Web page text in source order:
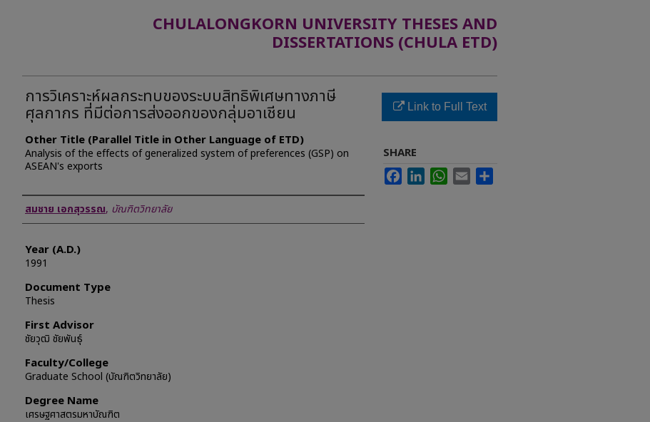
CHULALONGKORN UNIVERSITY THESES AND
DISSERTATIONS (CHULA ETD)
การวิเคราะห์ผลกระทบของระบบสิทธิพิเศษทางภาษี
ศุลกากร ที่มีต่อการส่งออกของกลุ่มอาเชียน
Other Title (Parallel Title in Other Language of ETD)
Analysis of the effects of generalized system of preferences (GSP) on
ASEAN's exports
Author
สมชาย เอกสุวรรณ, บัณฑิตวิทยาลัย
Year (A.D.)
1991
Document Type
Thesis
First Advisor
ชัยวุฒิ ชัยพันธุ์
Faculty/College
Graduate School (บัณฑิตวิทยาลัย)
Degree Name
เศรษฐศาสตรมหาบัณฑิต
Link to Full Text
SHARE
FacebookLinkedInWhatsApp
Email